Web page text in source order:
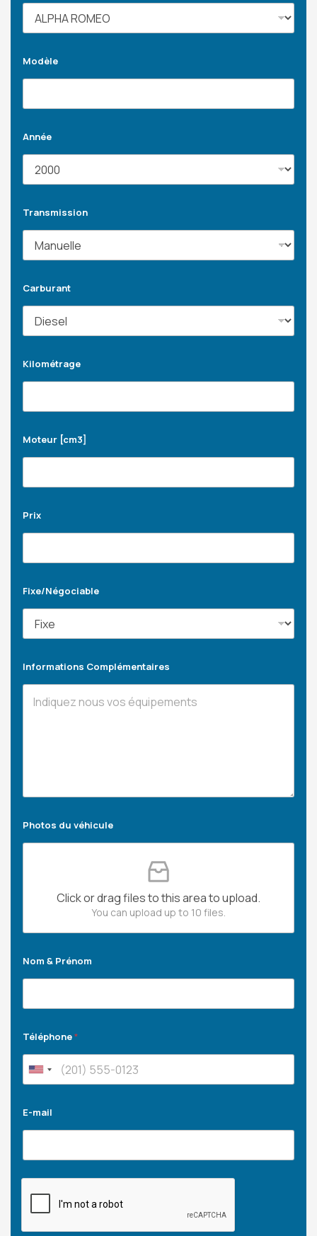
Modèle
Année
Transmission
Carburant
Kilométrage
Moteur [cm3]
Prix
Fixe/Négociable
Informations Complémentaires
Photos du véhicule
Click or drag files to this area to upload.
You can upload up to 10 files.
Nom & Prénom
Téléphone*
E-mail